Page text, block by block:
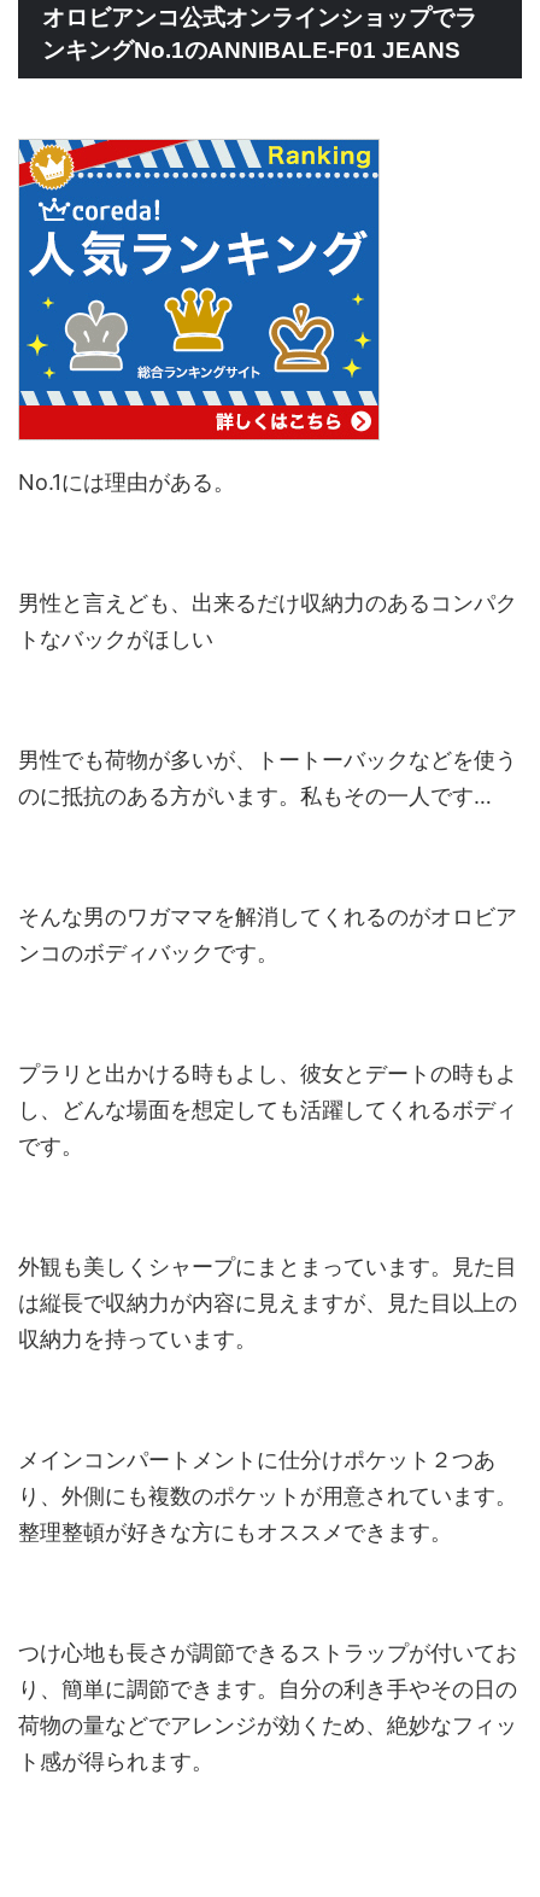
オロビアンコ公式オンラインショップでラ
ンキングNo.1のANNIBALE-F01 JEANS
No.1には理由がある。
男性と言えども、出来るだけ収納力のあるコンパク
トなバックがほしい
男性でも荷物が多いが、トートーバックなどを使う
のに抵抗のある方がいます。私もその一人です…
そんな男のワガママを解消してくれるのがオロビア
ンコのボディバックです。
プラリと出かける時もよし、彼女とデートの時もよ
し、どんな場面を想定しても活躍してくれるボディ
です。
外観も美しくシャープにまとまっています。見た目
は縦長で収納力が内容に見えますが、見た目以上の
収納力を持っています。
メインコンパートメントに仕分けポケット２つあ
り、外側にも複数のポケットが用意されています。
整理整頓が好きな方にもオススメできます。
つけ心地も長さが調節できるストラップが付いてお
り、簡単に調節できます。自分の利き手やその日の
荷物の量などでアレンジが効くため、絶妙なフィッ
ト感が得られます。